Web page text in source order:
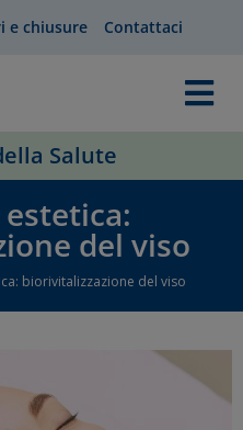
e chiusure Contattaci
Salute
del viso
biorivitalizzazione del viso